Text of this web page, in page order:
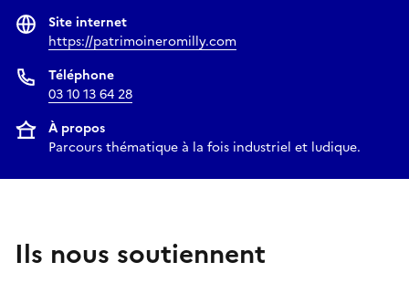
Site internet
https://patrimoineromilly.com
Téléphone
03 10 13 64 28
À propos
Parcours thématique à la fois industriel et ludique.
Ils nous soutiennent